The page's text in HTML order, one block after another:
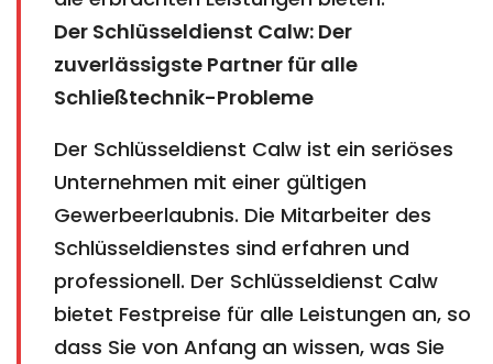
Der Schlüsseldienst Calw: Der
zuverlässigste Partner für alle
Schließtechnik-Probleme
Der Schlüsseldienst Calw ist ein seriöses
Unternehmen mit einer gültigen
Gewerbeerlaubnis. Die Mitarbeiter des
Schlüsseldienstes sind erfahren und
professionell. Der Schlüsseldienst Calw
bietet Festpreise für alle Leistungen an, so
dass Sie von Anfang an wissen, was Sie